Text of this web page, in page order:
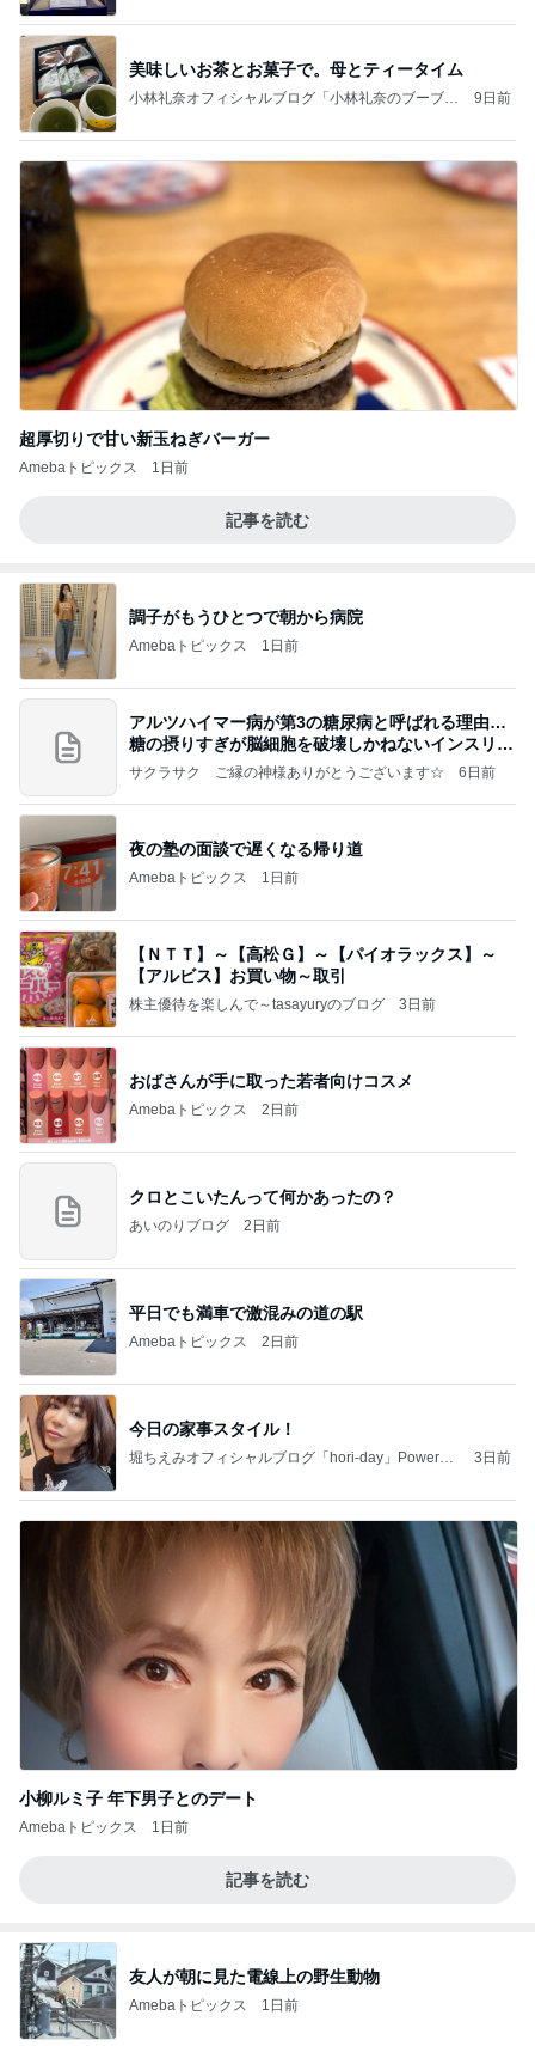
美味しいお茶とお菓子で。母とティータイム
小林礼奈オフィシャルブログ「小林礼奈のブーブー
9日前
超厚切りで甘い新玉ねぎバーガー
Amebaトピックス 1日前
記事を読む
調子がもうひとつで朝から病院
Amebaトピックス 1日前
アルツハイマー病が第3の糖尿病と呼ばれる理由…
糖の摂りすぎが脳細胞を破壊しかねないインスリン
の恐
サクラサク ご縁の神様ありがとうございます☆ 6日前
夜の塾の面談で遅くなる帰り道
Amebaトピックス 1日前
【ＮＴＴ】～【高松Ｇ】～【パイオラックス】～
【アルビス】お買い物～取引
株主優待を楽しんで～tasayuryのブログ 3日前
おばさんが手に取った若者向けコスメ
Amebaトピックス 2日前
クロとこいたんって何かあったの？
あいのりブログ 2日前
平日でも満車で激混みの道の駅
Amebaトピックス 2日前
今日の家事スタイル！
堀ちえみオフィシャルブログ「hori-day」Powered
3日前
小柳ルミ子 年下男子とのデート
Amebaトピックス 1日前
記事を読む
友人が朝に見た電線上の野生動物
Amebaトピックス 1日前